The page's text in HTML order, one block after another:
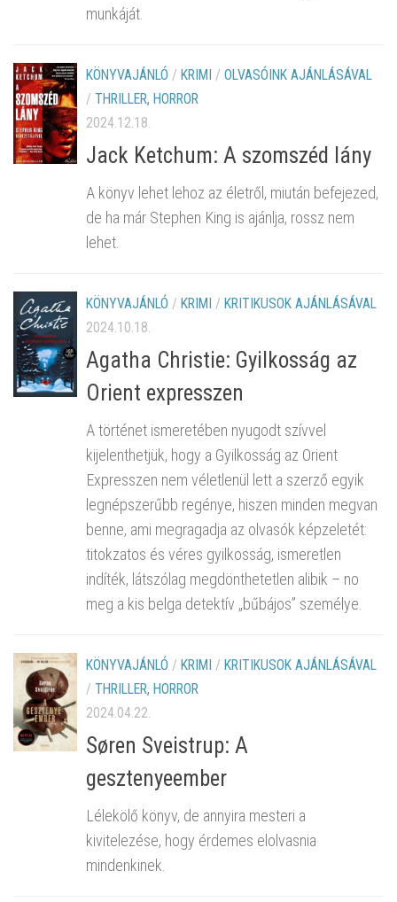
munkáját.
KÖNYVAJÁNLÓ / KRIMI / OLVASÓINK AJÁNLÁSÁVAL
/ THRILLER, HORROR
2024.12.18.
Jack Ketchum: A szomszéd lány
A könyv lehet lehoz az életről, miután befejezed,
de ha már Stephen King is ajánlja, rossz nem
lehet.
KÖNYVAJÁNLÓ / KRIMI / KRITIKUSOK AJÁNLÁSÁVAL
2024.10.18.
Agatha Christie: Gyilkosság az
Orient expresszen
A történet ismeretében nyugodt szívvel
kijelenthetjük, hogy a Gyilkosság az Orient
Expresszen nem véletlenül lett a szerző egyik
legnépszerűbb regénye, hiszen minden megvan
benne, ami megragadja az olvasók képzeletét:
titokzatos és véres gyilkosság, ismeretlen
indíték, látszólag megdönthetetlen alibik – no
meg a kis belga detektív „bűbájos” személye.
KÖNYVAJÁNLÓ / KRIMI / KRITIKUSOK AJÁNLÁSÁVAL
/ THRILLER, HORROR
2024.04.22.
Søren Sveistrup: A
gesztenyeember
Lélekölő könyv, de annyira mesteri a
kivitelezése, hogy érdemes elolvasnia
mindenkinek.